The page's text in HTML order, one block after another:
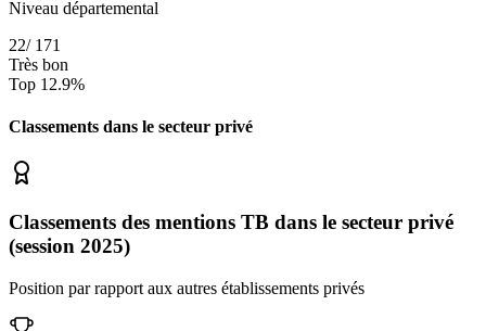
Niveau départemental
22/ 171
Très bon
Top 12.9%
Classements dans le secteur privé
Classements des mentions TB dans le secteur privé
(session 2025)
Position par rapport aux autres établissements privés